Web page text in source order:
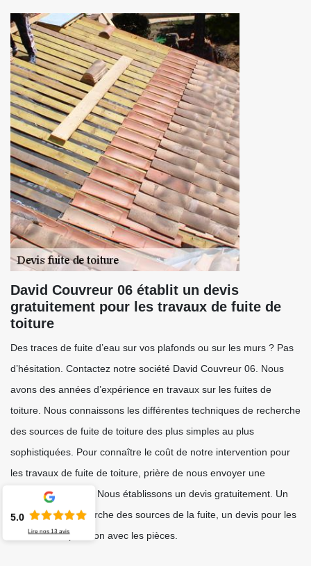
David Couvreur 06 établit un devis
gratuitement pour les travaux de fuite de
toiture
Des traces de fuite d’eau sur vos plafonds ou sur les murs ? Pas
d’hésitation. Contactez notre société David Couvreur 06. Nous
avons des années d’expérience en travaux sur les fuites de
toiture. Nous connaissons les différentes techniques de recherche
des sources de fuite de toiture des plus simples au plus
sophistiquées. Pour connaître le coût de notre intervention pour
les travaux de fuite de toiture, prière de nous envoyer une
demande de devis. Nous établissons un devis gratuitement. Un
devis pour la recherche des sources de la fuite, un devis pour les
travaux de réparation avec les pièces.
5.0
Lire nos13 avis